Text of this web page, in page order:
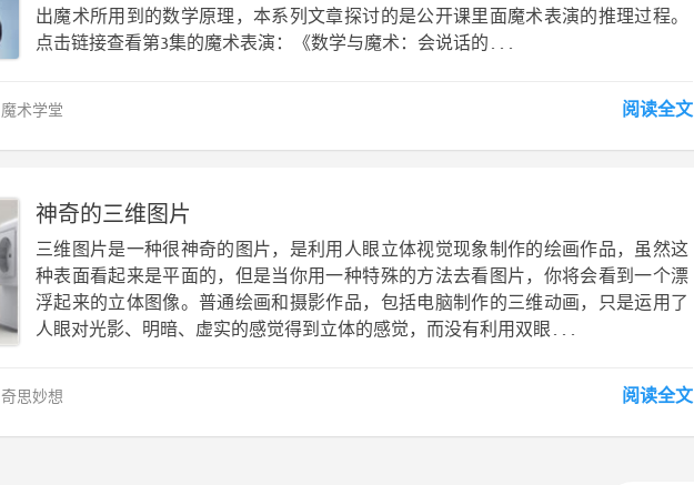
出魔术所用到的数学原理，本系列文章探讨的是公开课里面魔术表演的推理过程。
点击链接查看第3集的魔术表演：《数学与魔术：会说话的...
魔术学堂 阅读全文
神奇的三维图片
三维图片是一种很神奇的图片，是利用人眼立体视觉现象制作的绘画作品，虽然这
种表面看起来是平面的，但是当你用一种特殊的方法去看图片，你将会看到一个漂
浮起来的立体图像。普通绘画和摄影作品，包括电脑制作的三维动画，只是运用了
人眼对光影、明暗、虚实的感觉得到立体的感觉，而没有利用双眼...
奇思妙想 阅读全文